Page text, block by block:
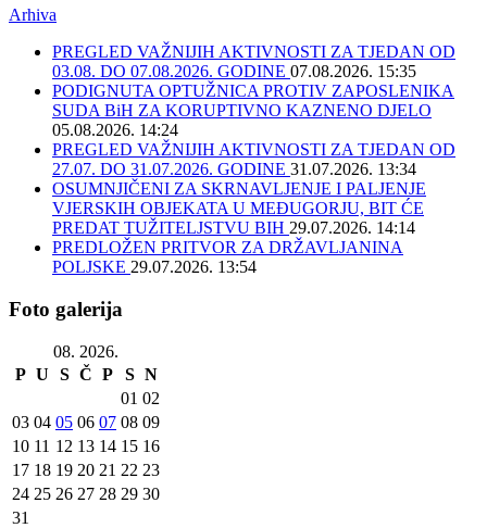
Arhiva
PREGLED VAŽNIJIH AKTIVNOSTI ZA TJEDAN OD
03.08. DO 07.08.2026. GODINE 07.08.2026. 15:35
PODIGNUTA OPTUŽNICA PROTIV ZAPOSLENIKA
SUDA BiH ZA KORUPTIVNO KAZNENO DJELO
05.08.2026. 14:24
PREGLED VAŽNIJIH AKTIVNOSTI ZA TJEDAN OD
27.07. DO 31.07.2026. GODINE 31.07.2026. 13:34
OSUMNJIČENI ZA SKRNAVLJENJE I PALJENJE
VJERSKIH OBJEKATA U MEĐUGORJU, BIT ĆE
PREDAT TUŽITELJSTVU BIH 29.07.2026. 14:14
PREDLOŽEN PRITVOR ZA DRŽAVLJANINA
POLJSKE 29.07.2026. 13:54
Foto galerija
08. 2026.
P U S Č P S N
01 02
03 04 05 06 07 08 09
10 11 12 13 14 15 16
17 18 19 20 21 22 23
24 25 26 27 28 29 30
31